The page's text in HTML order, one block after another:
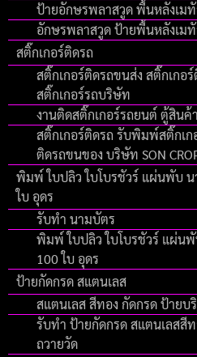
ป้ายอักษรพลาสวูด พื้นหลังเม
อักษรพลาสวูด ป้ายพื้นหลังเม
สติ๊กเกอร์ติดรถ
สติ๊กเกอร์ติดรถขนส่ง สติ๊กเกอ
สติ๊กเกอร์รถบริษัท
งานติดสติ๊กเกอร์รถยนต์ ตู้สิน
สติ๊กเกอร์ติดรถ รับพิมพ์สติ๊กเ
ติดรถขนของ บริษัท SON
พิมพ์ ใบปลิว ใบโบรชัวร์ แผ่นพับ
ใบ อุดร
รับทำ นามบัตร
พิมพ์ ใบปลิว ใบโบรชัวร์ แผ่น
100 ใบ อุดร
ป้ายกัดกรด สแตนเลส
สแตนเลส สีทอง กัดกรด ป้าย
รับทำ ป้ายกัดกรด สแตนเลสสี
ถวายวัด